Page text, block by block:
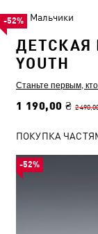
Мальчики
ДЕТСКАЯ
YOUTH
Станьте первым,
1 190,00 ₴ 2
-52%
ПОКУПКА
-52%